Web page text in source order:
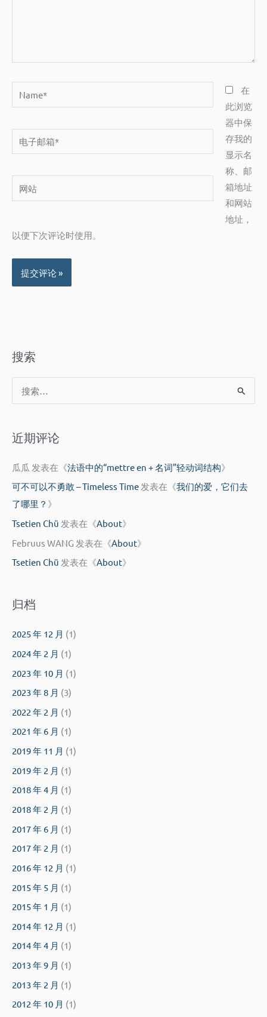
Name*
子
箱
*
网
站
在
此浏览
器中保
存我的
显示名
称、邮
箱地址
和网站
地址，
以便下次评论时使用。
搜索
索
近期评论
瓜瓜 发表在《法语中的“mettre en + 名词”轻动词结构》
可不可以不勇敢 – Timeless Time 发表在《我们的爱，它们去
了哪里？ 》
Tsetien Chü 发表在《About》
Februus WANG 发表在《About》
Tsetien Chü 发表在《About》
归档
2025 年 12 月 (1)
2024 年 2 月 (1)
2023 年 10 月 (1)
2023 年 8 月 (3)
2022 年 2 月 (1)
2021 年 6 月 (1)
2019 年 11 月 (1)
2019 年 2 月 (1)
2018 年 4 月 (1)
2018 年 2 月 (1)
2017 年 6 月 (1)
2017 年 2 月 (1)
2016 年 12 月 (1)
2015 年 5 月 (1)
2015 年 1 月 (1)
2014 年 12 月 (1)
2014 年 4 月 (1)
2013 年 9 月 (1)
2013 年 2 月 (1)
2012 年 10 月 (1)